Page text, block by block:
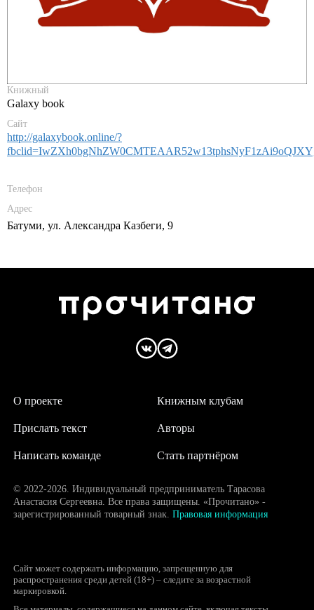
Книжный
Galaxy book
Сайт
http://galaxybook.online/?
Адрес
Батуми, ул. Александра Казбеги, 9
Телефон
О проекте
Написать команде
Авторы
Прислать текст
Книжным клубам
Стать партнёром
© 2022-2026. Индивидуальный предприниматель Тарасова
Анастасия Сергеевна. Все права защищены. «Прочитано» -
зарегистрированный товарный знак. Правовая информация
Сайт может содержать информацию, запрещенную для
распространения среди детей (18+) – следите за возрастной
маркировкой.